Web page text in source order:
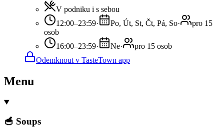
V podniku i s sebou
12:00–23:59· Po, Út, St, Čt, Pá, So·
pro 15
osob
16:00–23:59· Ne·
pro 15 osob
Odemknout v TasteTown app
Menu
🥣 Soups